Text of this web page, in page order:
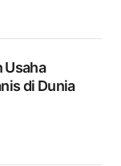
Usaha
di Dunia